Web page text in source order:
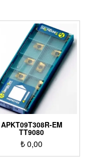
APKT09T308R-EM
TT9080
₺0,00